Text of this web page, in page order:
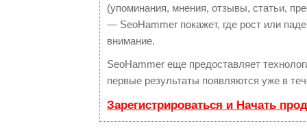
(упоминания, мнения, отзывы, статьи,
— SeoHammer покажет, где рост или
внимание.
SeoHammer еще предоставляет
первые результаты появляются уже в
Зарегистрироваться и Начать